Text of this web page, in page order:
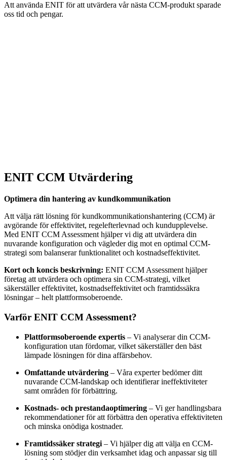
Att använda ENIT för att utvärdera vår nästa CCM-produkt sparade
oss tid och pengar.
ENIT CCM Utvärdering
Optimera din hantering av kundkommunikation
Att välja rätt lösning för kundkommunikationshantering (CCM) är
avgörande för effektivitet, regelefterlevnad och kundupplevelse.
Med ENIT CCM Assessment hjälper vi dig att utvärdera din
nuvarande konfiguration och vägleder dig mot en optimal CCM-
strategi som balanserar funktionalitet och kostnadseffektivitet.
Kort och koncis beskrivning: ENIT CCM Assessment hjälper
företag att utvärdera och optimera sin CCM-strategi, vilket
säkerställer effektivitet, kostnadseffektivitet och framtidssäkra
lösningar – helt plattformsoberoende.
Varför ENIT CCM Assessment?
Plattformsoberoende expertis – Vi analyserar din CCM-
konfiguration utan fördomar, vilket säkerställer den bäst
lämpade lösningen för dina affärsbehov.
Omfattande utvärdering – Våra experter bedömer ditt
nuvarande CCM-landskap och identifierar ineffektiviteter
samt områden för förbättring.
Kostnads- och prestandaoptimering – Vi ger handlingsbara
rekommendationer för att förbättra den operativa effektiviteten
och minska onödiga kostnader.
Framtidssäker strategi – Vi hjälper dig att välja en CCM-
lösning som stödjer din verksamhet idag och anpassar sig till